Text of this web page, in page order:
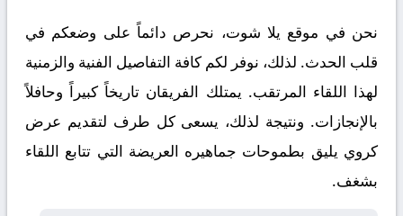
نحن في موقع يلا شوت، نحرص دائماً على وضعكم في
قلب الحدث. لذلك، نوفر لكم كافة التفاصيل الفنية والزمنية
لهذا اللقاء المرتقب. يمتلك الفريقان تاريخاً كبيراً وحافلاً
بالإنجازات. ونتيجة لذلك، يسعى كل طرف لتقديم عرض
كروي يليق بطموحات جماهيره العريضة التي تتابع اللقاء
بشغف.